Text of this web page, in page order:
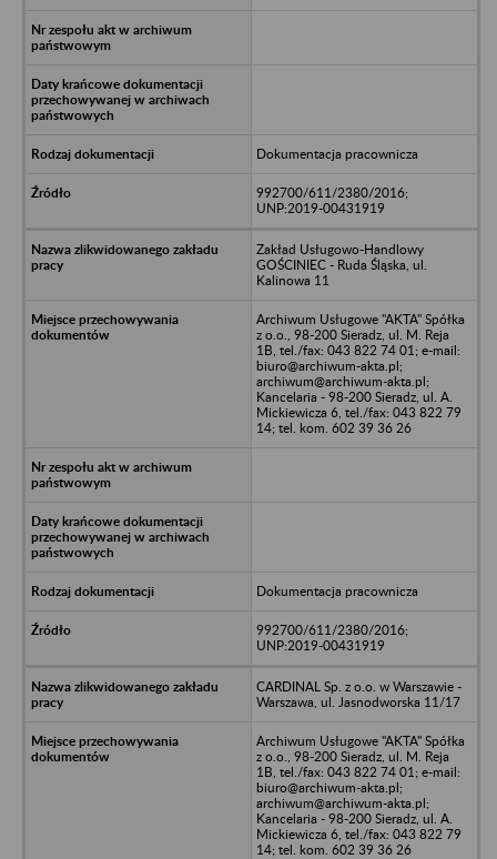
Dokumentacja pracownicza
992700/611/2380/2016;
UNP:2019-00431919
Zakład Usługowo-Handlowy
GOŚCINIEC - Ruda Śląska, ul.
Kalinowa 11
Archiwum Usługowe "AKTA" Spółka
z o.o., 98-200 Sieradz, ul. M. Reja
1B, tel./fax: 043 822 74 01; e-mail:
biuro@archiwum-akta.pl;
archiwum@archiwum-akta.pl;
Kancelaria - 98-200 Sieradz, ul. A.
Mickiewicza 6, tel./fax: 043 822 79
14; tel. kom. 602 39 36 26
Dokumentacja pracownicza
992700/611/2380/2016;
UNP:2019-00431919
CARDINAL Sp. z o.o. w Warszawie -
Warszawa, ul. Jasnodworska 11/17
Archiwum Usługowe "AKTA" Spółka
z o.o., 98-200 Sieradz, ul. M. Reja
1B, tel./fax: 043 822 74 01; e-mail:
biuro@archiwum-akta.pl;
archiwum@archiwum-akta.pl;
Kancelaria - 98-200 Sieradz, ul. A.
Mickiewicza 6, tel./fax: 043 822 79
14; tel. kom. 602 39 36 26